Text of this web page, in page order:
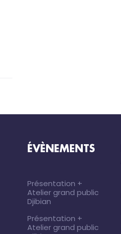
ÉVÈNEMENTS
Présentation +
Atelier grand public
Djibian
Présentation +
Atelier grand public